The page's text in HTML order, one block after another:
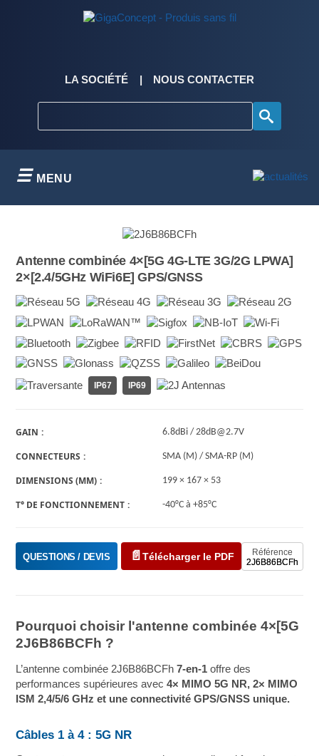
LA SOCIÉTÉ NOUS CONTACTER
MENU
Antenne combinée 4×[5G 4G-LTE 3G/2G LPWA]
2×[2.4/5GHz WiFi6E] GPS/GNSS
IP67 IP69
GAIN 6.8dBi / 28dB@2.7V
CONNECTEURS SMA (M) / SMA-RP (M)
DIMENSIONS (MM) 199 × 167 × 53
T° DE FONCTIONNEMENT -40°C à +85°C
Référence
2J6B86BCFh
QUESTIONS / DEVIS Télécharger le PDF
Pourquoi choisir l'antenne combinée 4×[5G
2J6B86BCFh ?
L’antenne combinée 2J6B86BCFh7-en-1 offre des
performances supérieures avec4× MIMO 5G NR, 2× MIMO
ISM 2,4/5/6 GHz et une connectivité GPS/GNSS unique.
Câbles 1 à 4 : 5G NR